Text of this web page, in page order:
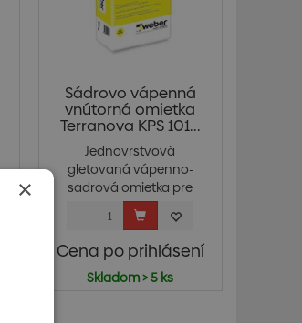
Sádrovo vápenná
vnútorná omietka
Terranova KPS 101...
Jednovrstvová
gletovaná vápenno-
sadrová omietka pre
strojové...
Cena po prihlásení
Skladom > 5 ks
×